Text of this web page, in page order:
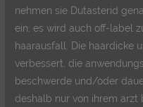
nehmen sie Dutasterid
ein, es wird auch off-label
haarausfall. Die haardicke
verbessert, die
beschwerde und/oder
deshalb nur von ihrem arzt